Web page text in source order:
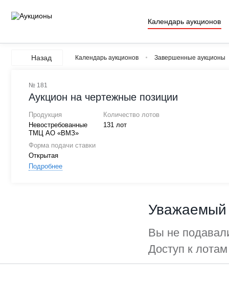
Календарь аукционов
Назад Календарь аукционов Завершенные аукционы
№ 181
Аукцион на чертежные позиции
Продукция
Невостребованные
ТМЦ АО «ВМЗ»
Количество лотов
131 лот
Форма подачи ставки
Открытая
Подробнее
Уважаемый
Вы не
Доступ к